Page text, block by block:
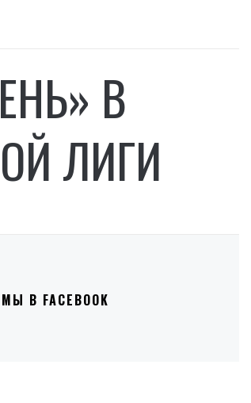
В
ЛИГИ
МЫ В FACEBOOK